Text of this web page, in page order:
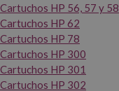
Cartuchos HP 56, 57 y 58
Cartuchos HP 62
Cartuchos HP 78
Cartuchos HP 300
Cartuchos HP 301
Cartuchos HP 302